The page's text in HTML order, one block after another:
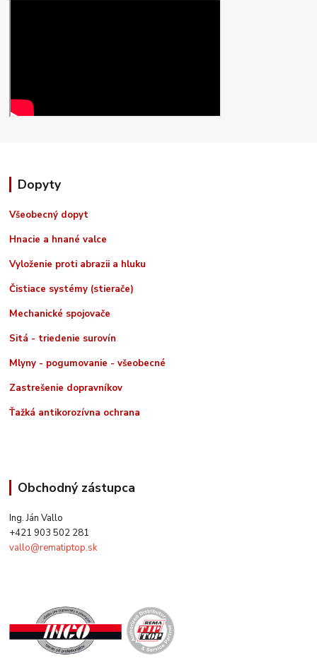
Dopyty
Všeobecný dopyt
Hnacie a hnané valce
Vyloženie proti abrazii a hluku
Čistiace systémy (stierače)
Mechanické spojovače
Sitá - triedenie surovín
Mlyny - pogumovanie - všeobecné
Zastrešenie dopravníkov
Ťažká antikorozívna ochrana
Obchodný zástupca
Ing. Ján Vallo
+421 903 502 281
vallo@rematiptop.sk